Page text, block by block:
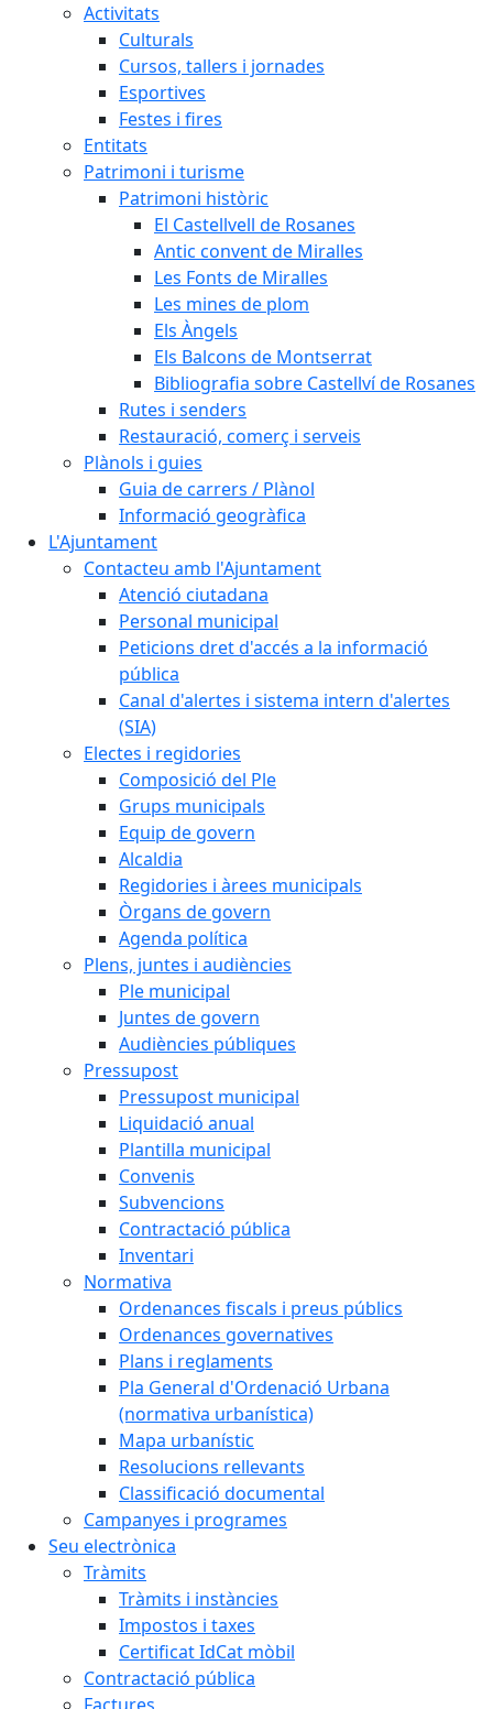
Activitats
Culturals
Cursos, tallers i jornades
Esportives
Festes i fires
Entitats
Patrimoni i turisme
Patrimoni històric
El Castellvell de Rosanes
Antic convent de Miralles
Les Fonts de Miralles
Les mines de plom
Els Àngels
Els Balcons de Montserrat
Bibliografia sobre Castellví de Rosanes
Rutes i senders
Restauració, comerç i serveis
Plànols i guies
Guia de carrers / Plànol
Informació geogràfica
L'Ajuntament
Contacteu amb l'Ajuntament
Atenció ciutadana
Personal municipal
Peticions dret d'accés a la informació
pública
Canal d'alertes i sistema intern d'alertes
(SIA)
Electes i regidories
Composició del Ple
Grups municipals
Equip de govern
Alcaldia
Regidories i àrees municipals
Òrgans de govern
Agenda política
Plens, juntes i audiències
Ple municipal
Juntes de govern
Audiències públiques
Pressupost
Pressupost municipal
Liquidació anual
Plantilla municipal
Convenis
Subvencions
Contractació pública
Inventari
Normativa
Ordenances fiscals i preus públics
Ordenances governatives
Plans i reglaments
Pla General d'Ordenació Urbana
(normativa urbanística)
Mapa urbanístic
Resolucions rellevants
Classificació documental
Campanyes i programes
Seu electrònica
Tràmits
Tràmits i instàncies
Impostos i taxes
Certificat IdCat mòbil
Contractació pública